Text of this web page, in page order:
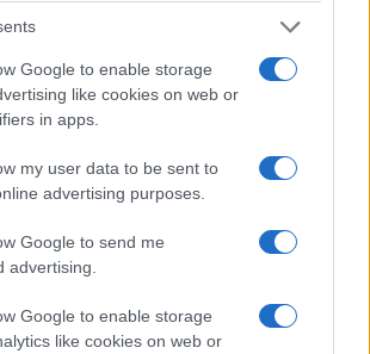
Google to enable storage
like cookies on web or
in apps.
my user data to be sent to
advertising purposes.
Google to send me
advertising.
Google to enable storage
like cookies on web or
több, az önkormányzat
elismerése